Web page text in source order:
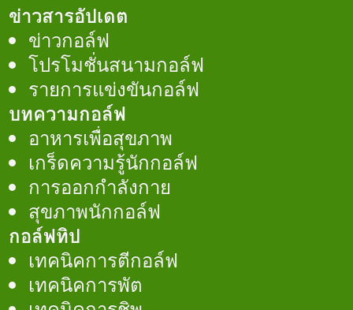
ข่าวสารอัปเดต
ข่าวกอล์ฟ
โปรโมชั่นสนามกอล์ฟ
รายการแข่งขันกอล์ฟ
บทความกอล์ฟ
อาหารเพื่อสุขภาพ
เกร็ดความรู้นักกอล์ฟ
การออกกำลังกาย
สุขภาพนักกอล์ฟ
กอล์ฟทิป
เทคนิคการตีกอล์ฟ
เทคนิคการพัต